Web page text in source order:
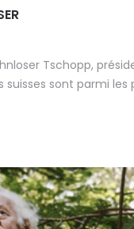
Tschopp,
suisses sont parmi les